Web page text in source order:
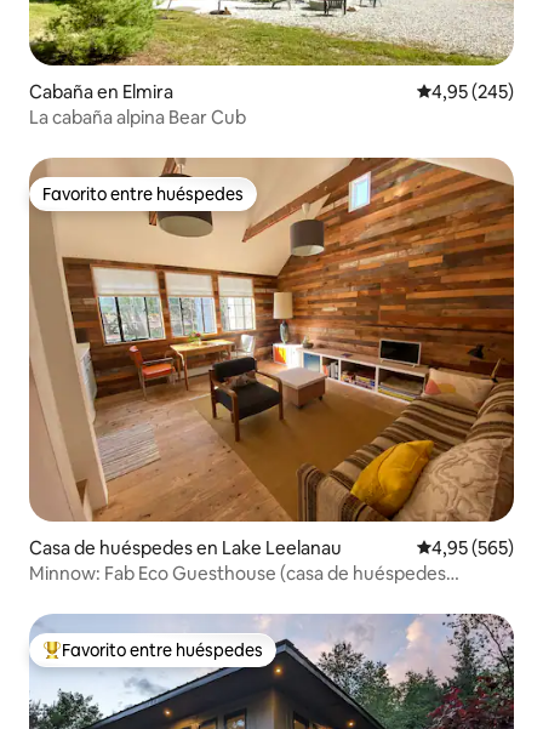
Cabaña en Elmira Calificación
4,95 (245)
La cabaña alpina Bear Cub
Favorito entre huéspedes
Favorito entre huéspedes
Casa de huéspedes en Lake Leelanau Calificación
4,95 (565)
Minnow: Fab Eco Guesthouse (casa de huéspedes
Favorito entre los huéspedes más destacados
Favorito entre huéspedes